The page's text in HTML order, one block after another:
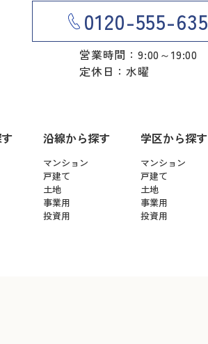
0120-555-635
営業時間：9:00～19:00
定休日：水曜
沿線から探す
マンション
戸建て
土地
事業用
投資用
学区から探す
マンション
戸建て
土地
事業用
投資用